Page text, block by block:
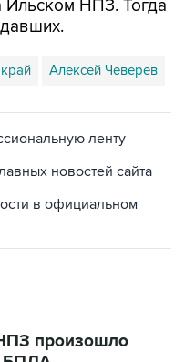
Алексей Чеверев
новостей сайта
в официальном